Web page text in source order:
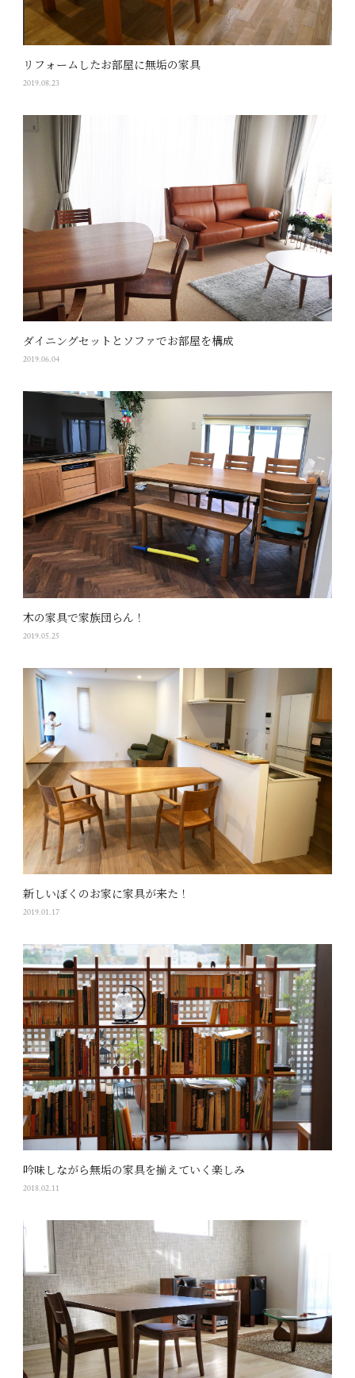
リフォームしたお部屋に無垢の家具
2019.08.23
ダイニングセットとソファでお部屋を構成
2019.06.04
木の家具で家族団らん！
2019.05.25
新しいぼくのお家に家具が来た！
2019.01.17
吟味しながら無垢の家具を揃えていく楽しみ
2018.02.11